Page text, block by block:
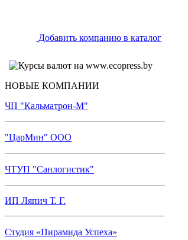
Добавить компанию в каталог
НОВЫЕ КОМПАНИИ
ЧП "Кальматрон-М"
"ЦарМин" ООО
ЧТУП "Санлогистик"
ИП Ляпич Т. Г.
Студия «Пирамида Успеха»